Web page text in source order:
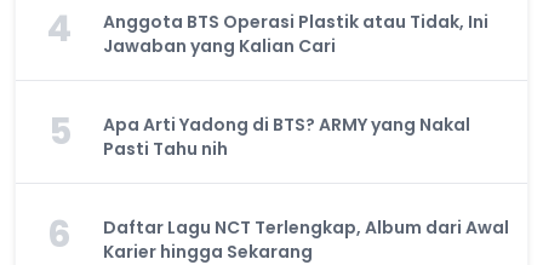
4
Anggota BTS Operasi Plastik atau Tidak, Ini
Jawaban yang Kalian Cari
5
Apa Arti Yadong di BTS? ARMY yang Nakal
Pasti Tahu nih
6
Daftar Lagu NCT Terlengkap, Album dari Awal
Karier hingga Sekarang